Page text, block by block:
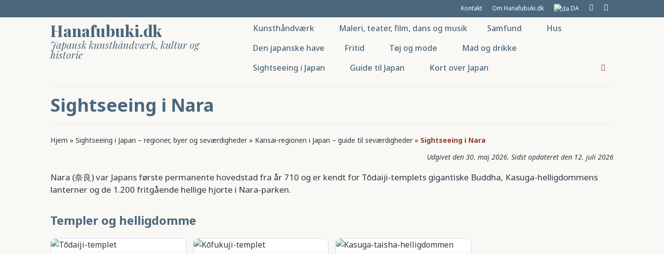
Kontakt Om Hanafubuki.dk DA
Hanafubuki.dk
Japansk kunsthåndværk, kultur og
historie
Kunsthåndværk Maleri, teater, film, dans og musik Samfund
Hus
Den japanske have
Fritid Tøj og mode
Mad og drikke
Sightseeing i Japan
Guide til Japan Kort over Japan
Sightseeing i Nara
Hjem » Sightseeing i Japan – regioner, byer og seværdigheder» Kansai-regionen i Japan – guide til seværdigheder» Sightseeing i Nara
30. maj 2026
12. juli 2026
Nara (奈良) var Japans første permanente hovedstad fra år 710 og er kendt for Tōdaiji-templets gigantiske Buddha, Kasuga-helligdommens
lanterner og de 1.200 fritgående hellige hjorte i Nara-parken.
Templer og helligdomme